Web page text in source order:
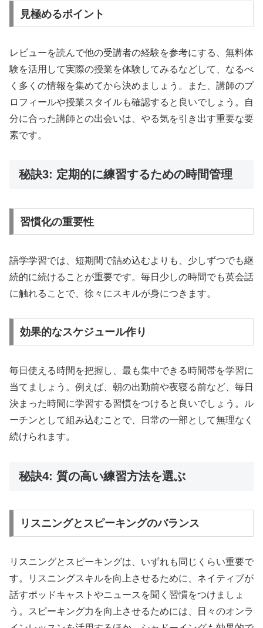
見極めるポイント
レビューを読んで他の受講者の経験を参考にする、無料体
験を活用して実際の授業を体験してみるなどして、なるべ
く多くの情報を集めてから決めましょう。また、講師のプ
ロフィールや授業スタイルも確認すると良いでしょう。自
分に合った講師との出会いは、やる気を引き出す重要な要
素です。
秘訣3: 定期的に練習するための時間管理
習慣化の重要性
語学学習では、短期間で詰め込むよりも、少しずつでも継
続的に続けることが重要です。毎日少しの時間でも英会話
に触れることで、徐々にスキルが身につきます。
効果的なスケジュール作り
毎日使える時間を把握し、最も集中できる時間帯を学習に
当てましょう。例えば、朝の出勤前や夜寝る前など、毎日
決まった時間に学習する習慣をつけると良いでしょう。ル
ーチンとして組み込むことで、日常の一部として無理なく
続けられます。
秘訣4: 質の高い練習方法を選ぶ
リスニングとスピーキングのバランス
リスニングとスピーキングは、いずれも同じくらい重要で
す。リスニングスキルを向上させるために、ネイティブが
話すポッドキャストやニュースを聞く習慣をつけましょ
う。スピーキング力を向上させるためには、日々のオンラ